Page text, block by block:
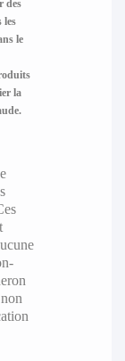
des
les
le
la